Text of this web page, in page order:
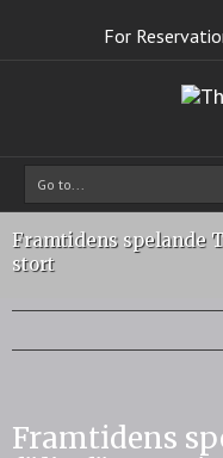
For
Go to...
Framtidens spelande
stort
Framtidens